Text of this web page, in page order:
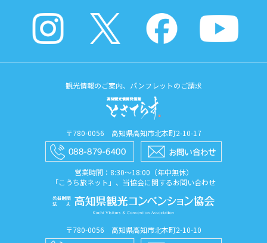
観光情報のご案内、パンフレットのご請求
〒780-0056 高知県高知市北本町2-10-17
営業時間：8:30〜18:00（年中無休）
「こうち旅ネット」、当協会に関するお問い合わせ
〒780-0056 高知県高知市北本町2-10-10